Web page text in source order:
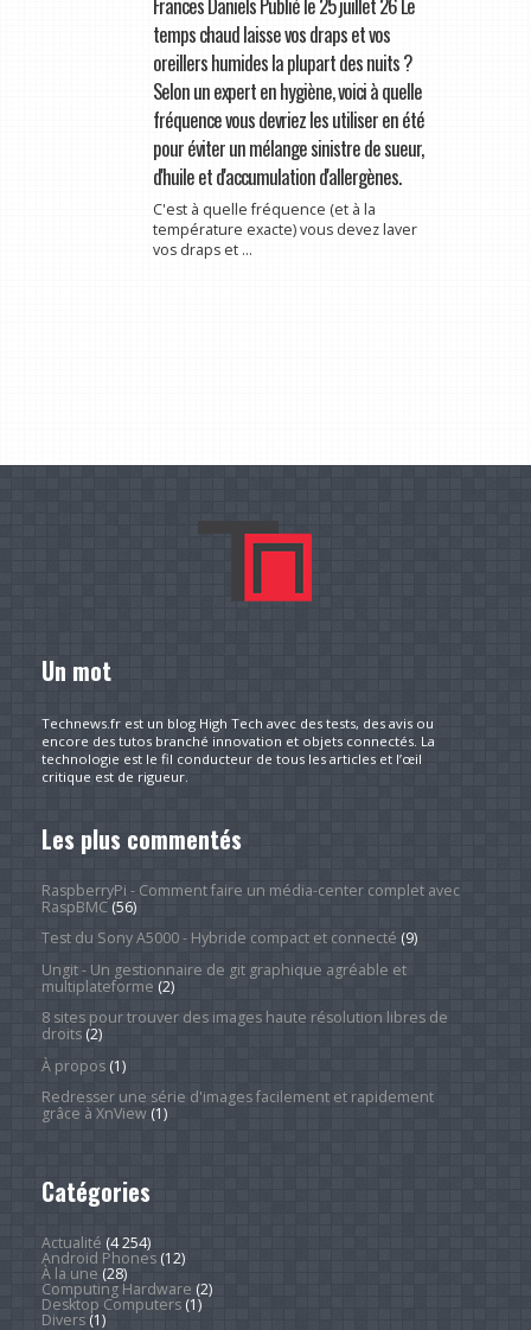
temps chaud laisse vos draps et vos
oreillers humides la plupart des nuits ?
Selon un expert en hygiène, voici à quelle
fréquence vous devriez les utiliser en été
pour éviter un mélange sinistre de sueur,
d'huile et d'accumulation d'allergènes.
C'est à quelle fréquence (et à la
température exacte) vous devez laver
vos draps et ...
Un mot
Technews.fr est un blog High Tech avec des tests, des avis ou
encore des tutos branché innovation et objets connectés. La
technologie est le fil conducteur de tous les articles et l’œil
critique est de rigueur.
Les plus commentés
RaspberryPi - Comment faire un média-center complet avec
RaspBMC(56)
Test du Sony A5000 - Hybride compact et connecté (9)
Ungit - Un gestionnaire de git graphique agréable et
multiplateforme (2)
8 sites pour trouver des images haute résolution libres de
droits(2)
À propos(1)
Redresser une série d'images facilement et rapidement
grâce à XnView(1)
Catégories
Actualité (4 254)
Android Phones(12)
À la une (28)
Computing Hardware (2)
Desktop Computers(1)
Divers(1)